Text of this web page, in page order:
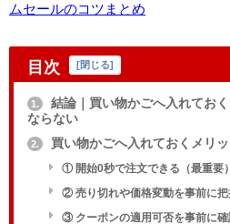
ムセールのコツまとめ
目次 [閉じる]
1.
結論｜買い物かごへ入れてお
ならない
2. 買い物かごへ入れておくメリッ
① 開始0秒で注文できる（最重要
② 売り切れや価格変動を事前に把
③ クーポンの適用可否を事前に確